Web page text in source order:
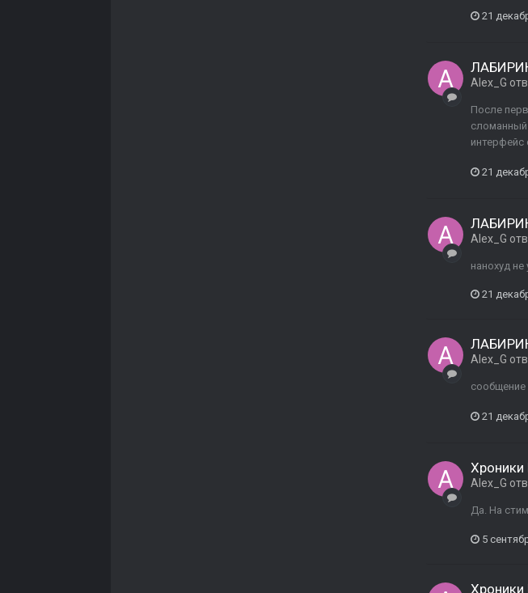
21
Alex_G
После
сломанный
интерфейс
21
Alex_G
нанохуд
21
Alex_G
сообщение
21
Хроники
Alex_G
Да. На
5
Хроники